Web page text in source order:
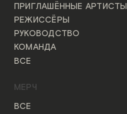
ПРИГЛАШЁННЫЕ АРТИСТЫ
РЕЖИССЁРЫ
РУКОВОДСТВО
КОМАНДА
ВСЕ
МЕРЧ
ВСЕ